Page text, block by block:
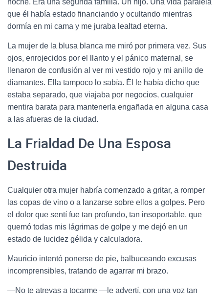
que él había estado financiando y ocultando mientras
dormía en mi cama y me juraba lealtad eterna.
La mujer de la blusa blanca me miró por primera vez. Sus
ojos, enrojecidos por el llanto y el pánico maternal, se
llenaron de confusión al ver mi vestido rojo y mi anillo de
diamantes. Ella tampoco lo sabía. Él le había dicho que
estaba separado, que viajaba por negocios, cualquier
mentira barata para mantenerla engañada en alguna casa
a las afueras de la ciudad.
La Frialdad De Una Esposa
Destruida
Cualquier otra mujer habría comenzado a gritar, a romper
las copas de vino o a lanzarse sobre ellos a golpes. Pero
el dolor que sentí fue tan profundo, tan insoportable, que
quemó todas mis lágrimas de golpe y me dejó en un
estado de lucidez gélida y calculadora.
Mauricio intentó ponerse de pie, balbuceando excusas
incomprensibles, tratando de agarrar mi brazo.
—No te atrevas a tocarme —le advertí, con una voz tan